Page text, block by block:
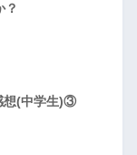
？
想(中学生)③